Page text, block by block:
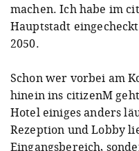
machen. Ich habe im
Hauptstadt
2050.
Schon wer vorbei am
hinein ins citizenM
Hotel einiges anders
Rezeption und Lobby
Eingangsbereich,